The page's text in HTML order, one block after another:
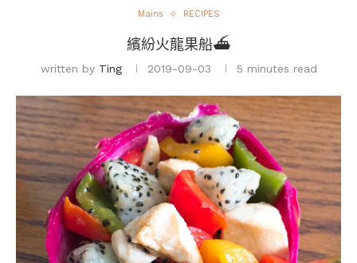
Mains RECIPES
繽紛火龍果船⛴
written by Ting 2019-09-03 5 minutes read